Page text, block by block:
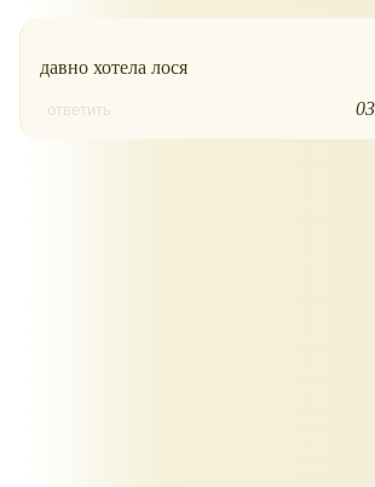
давно хотела лося
ответить